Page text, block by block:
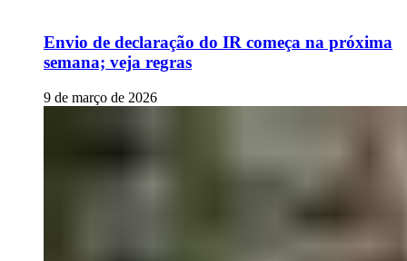
Envio de declaração do IR começa na próxima
semana; veja regras
9 de março de 2026